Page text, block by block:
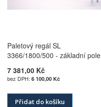
Paletový regál SL
3366/1800/500 - základní pole
7 381,00 Kč
6 100,00 Kč
Přidat do košíku